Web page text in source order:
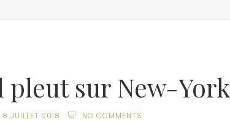
pleut sur New-York
8 JUILLET 2018 NO COMMENTS